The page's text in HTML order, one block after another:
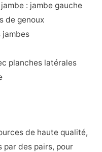
: jambe gauche
de genoux
jambes
planches latérales
de haute qualité,
par des pairs, pour